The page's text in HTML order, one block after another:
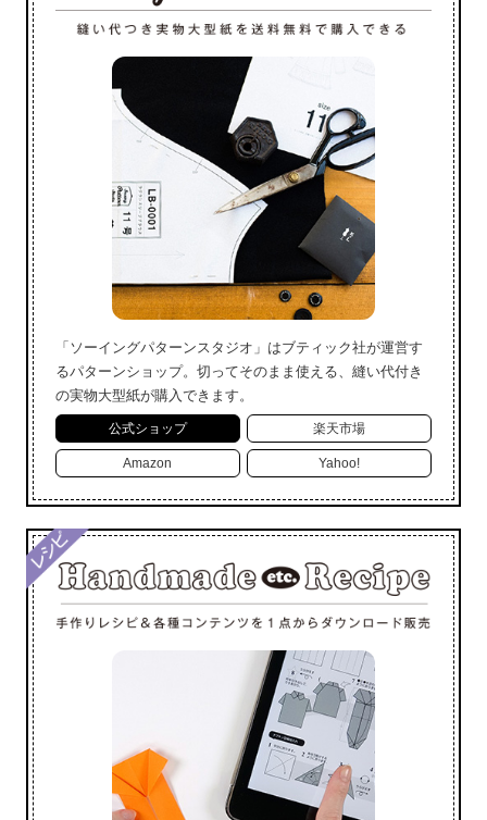
「ソーイングパターンスタジオ」はブティック社が運営す
るパターンショップ。切ってそのまま使える、縫い代付き
の実物大型紙が購入できます。
公式ショップ 楽天市場
Amazon Yahoo!